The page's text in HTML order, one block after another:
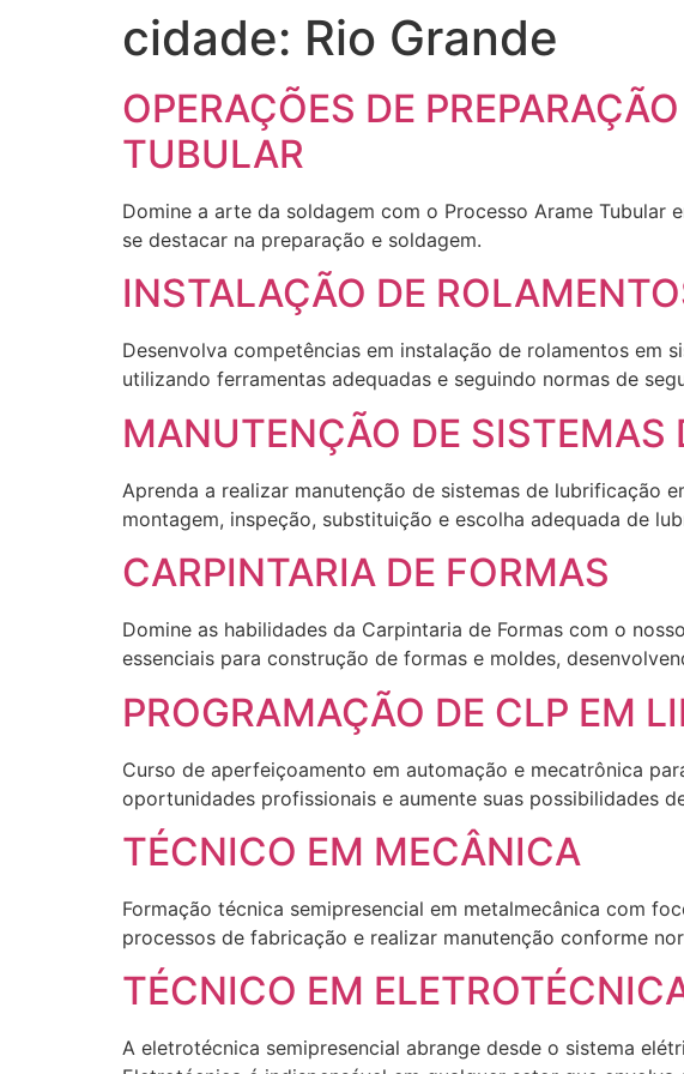
cidade: Rio Grande
OPERAÇÕES DE
TUBULAR
Domine a arte da soldagem com o Processo Arame
se destacar na preparação e soldagem.
INSTALAÇÃO DE
Desenvolva competências em instalação de rolamentos em
utilizando ferramentas adequadas e seguindo normas de
MANUTENÇÃO DE SISTEMAS
Aprenda a realizar manutenção de sistemas de lubrificação
montagem, inspeção, substituição e escolha adequada de
CARPINTARIA DE FORMAS
Domine as habilidades da Carpintaria de Formas com o
essenciais para construção de formas e moldes,
PROGRAMAÇÃO DE CLP EM
Curso de aperfeiçoamento em automação e mecatrônica
oportunidades profissionais e aumente suas possibilidades
TÉCNICO EM MECÂNICA
Formação técnica semipresencial em metalmecânica com
processos de fabricação e realizar manutenção conforme
TÉCNICO EM
A eletrotécnica semipresencial abrange desde o sistema